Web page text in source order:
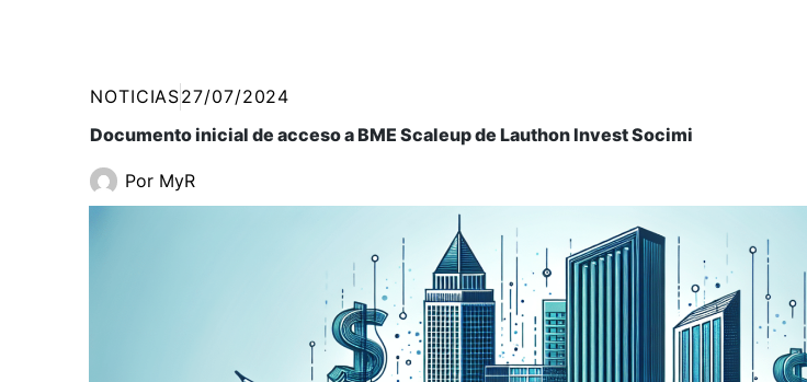
NOTICIAS27/07/2024
Documento inicial de acceso a BME Scaleup de Lauthon Invest Socimi
Por MyR